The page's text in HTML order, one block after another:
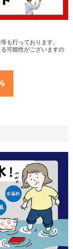
も行っております。
可能性がございますの